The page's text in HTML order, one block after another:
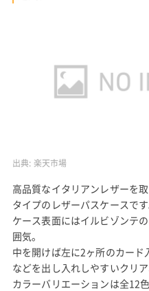
出典: 楽天市場
高品質なイタリアンレザーを
タイプのレザーパスケースです
ケース表面にはイルビゾンテ
囲気。
中を開けば左に2ヶ所のカー
などを出し入れしやすいクリ
カラーバリエーションは全12色